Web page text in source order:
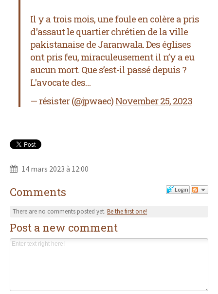
Il y a trois mois, une foule en colère a pris
d'assaut le quartier chrétien de la ville
pakistanaise de Jaranwala. Des églises
ont pris feu, miraculeusement il n’y a eu
aucun mort. Que s’est-il passé depuis ?
L'avocate des…
— résister (@jpwaec) November 25, 2023
14 mars 2023 à 12:00
Login
Comments
There are no comments posted yet.Be the first one!
Post a new comment